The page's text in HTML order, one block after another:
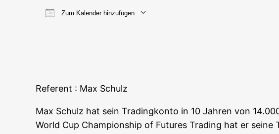
Zum Kalender hinzufügen
Refe­rent : Max Schulz
Max Schulz hat sein Tra­ding­kon­to in 10 Jah­ren von
World Cup Cham­pi­on­ship of Futures Tra­ding hat er